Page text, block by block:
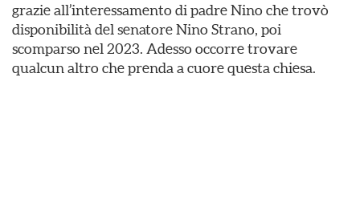
grazie all’interessamento di padre Nino che trovò
disponibilità del senatore Nino Strano, poi
scomparso nel 2023. Adesso occorre trovare
qualcun altro che prenda a cuore questa chiesa.